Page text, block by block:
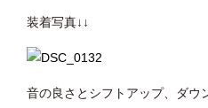
装着写真↓↓
音の良さとシフトアップ、ダウ